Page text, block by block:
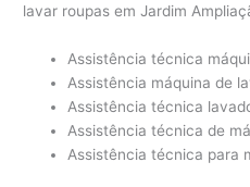
lavar roupas em Jardim
Assistência técnica
Assistência máquina de
Assistência técnica
Assistência técnica de
Assistência técnica para